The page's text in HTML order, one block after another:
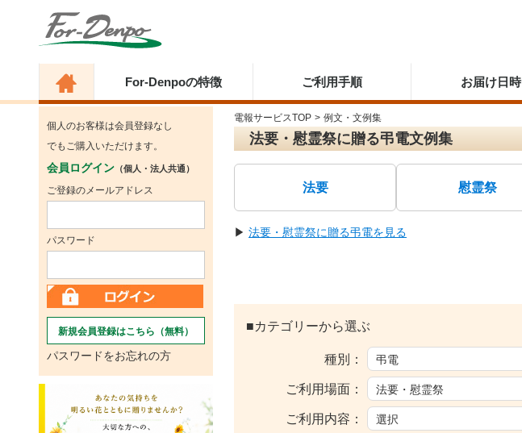
For-Denpoの特徴 ご利用手順 お届け日時
個人のお客様は会員登録なし
でもご購入いただけます。
会員ログイン （個人・法人共通）
ご登録のメールアドレス
パスワード
新規会員登録はこちら（無料）
パスワードをお忘れの方
電報サービスTOP > 例文・文例集
法要・慰霊祭に贈る弔電文例集
法要 慰霊祭
▶ 法要・慰霊祭に贈る弔電を見る
■カテゴリーから選ぶ
種別：
ご利用場面：
ご利用内容：